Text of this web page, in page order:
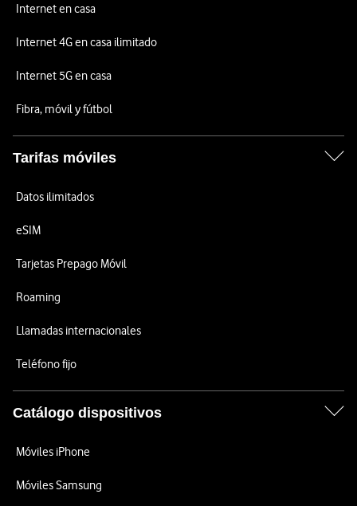
Internet en casa
Internet 4G en casa ilimitado
Internet 5G en casa
Fibra, móvil y fútbol
Tarifas móviles
Datos ilimitados
eSIM
Tarjetas Prepago Móvil
Roaming
Llamadas internacionales
Teléfono fijo
Catálogo dispositivos
Móviles iPhone
Móviles Samsung